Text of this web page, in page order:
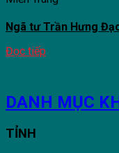
Ngã tư Trần Hưng
Đọc tiếp
DANH MỤC
TỈNH